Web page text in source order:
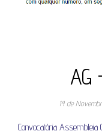
AG
14 de
Convocatória Assembleia